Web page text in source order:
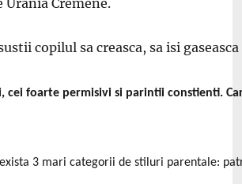
copilul sa creasca, sa isi
foarte permisivi si parintii constienti.
3 mari categorii de stiluri parentale: